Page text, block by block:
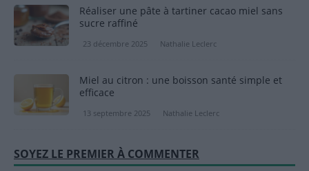
Réaliser une pâte à tartiner cacao miel sans
sucre raffiné
23 décembre 2025 Nathalie Leclerc
Miel au citron : une boisson santé simple et
efficace
13 septembre 2025 Nathalie Leclerc
SOYEZ LE PREMIER À COMMENTER